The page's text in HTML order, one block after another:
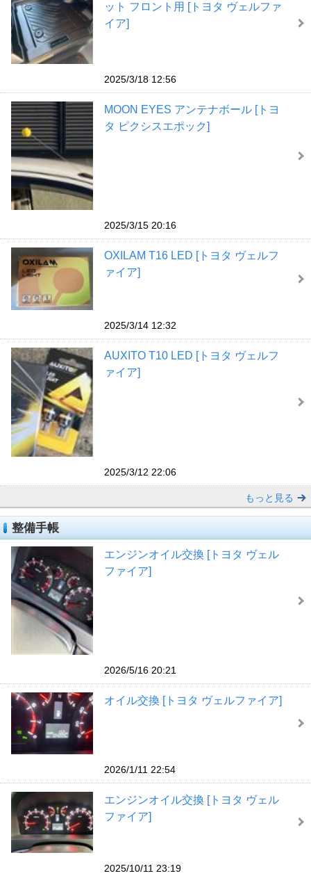
ット フロント用 [トヨタ ヴェルファ
イア]
2025/3/18 12:56
MOON EYES アンテナボール [トヨ
タ ピクシスエポック]
2025/3/15 20:16
OXILAM T16 LED [トヨタ ヴェルフ
ァイア]
2025/3/14 12:32
AUXITO T10 LED [トヨタ ヴェルフ
ァイア]
2025/3/12 22:06
もっと見る
整備手帳
エンジンオイル交換 [トヨタ ヴェル
ファイア]
2026/5/16 20:21
オイル交換 [トヨタ ヴェルファイア]
2026/1/11 22:54
エンジンオイル交換 [トヨタ ヴェル
ファイア]
2025/10/11 23:19